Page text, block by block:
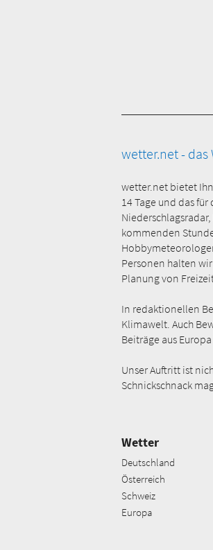
wetter.net -
wetter.net bietet
14 Tage und das
kommenden
Personen halten
Planung von
In redaktionellen
Klimawelt. Auch
Beiträge aus
Unser Auftritt ist
Schnickschnack
Wetter
Deutschland
Österreich
Schweiz
Europa